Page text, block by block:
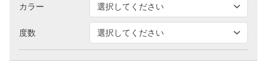
カラー
度数